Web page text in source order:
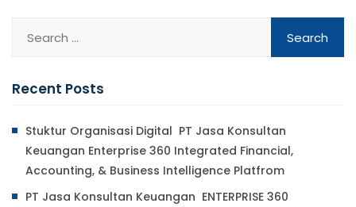
Recent Posts
Stuktur Organisasi Digital PT Jasa Konsultan
Keuangan Enterprise 360 Integrated Financial,
Accounting, & Business Intelligence Platfrom
PT Jasa Konsultan Keuangan ENTERPRISE 360